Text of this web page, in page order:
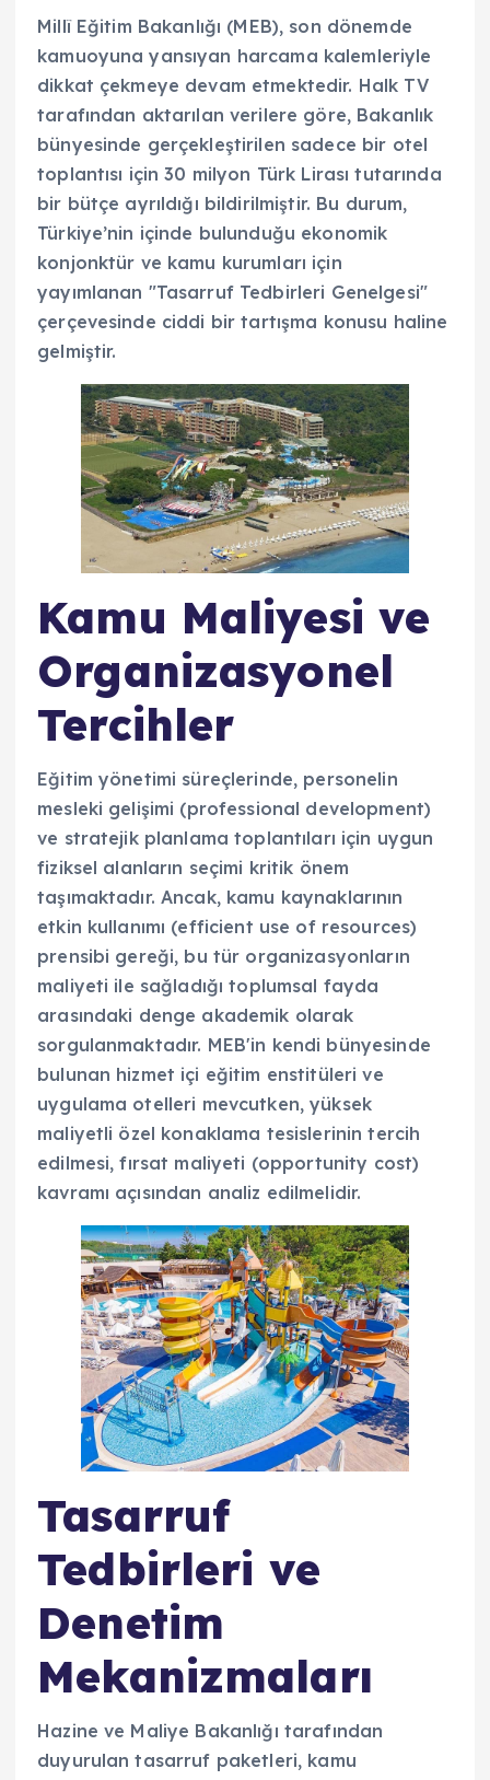
Millî Eğitim Bakanlığı (MEB), son dönemde
kamuoyuna yansıyan harcama kalemleriyle
dikkat çekmeye devam etmektedir. Halk TV
tarafından aktarılan verilere göre, Bakanlık
bünyesinde gerçekleştirilen sadece bir otel
toplantısı için 30 milyon Türk Lirası tutarında
bir bütçe ayrıldığı bildirilmiştir. Bu durum,
Türkiye’nin içinde bulunduğu ekonomik
konjonktür ve kamu kurumları için
yayımlanan "Tasarruf Tedbirleri Genelgesi"
çerçevesinde ciddi bir tartışma konusu haline
gelmiştir.
Kamu Maliyesi ve
Organizasyonel
Tercihler
Eğitim yönetimi süreçlerinde, personelin
mesleki gelişimi (professional development)
ve stratejik planlama toplantıları için uygun
fiziksel alanların seçimi kritik önem
taşımaktadır. Ancak, kamu kaynaklarının
etkin kullanımı (efficient use of resources)
prensibi gereği, bu tür organizasyonların
maliyeti ile sağladığı toplumsal fayda
arasındaki denge akademik olarak
sorgulanmaktadır. MEB'in kendi bünyesinde
bulunan hizmet içi eğitim enstitüleri ve
uygulama otelleri mevcutken, yüksek
maliyetli özel konaklama tesislerinin tercih
edilmesi, fırsat maliyeti (opportunity cost)
kavramı açısından analiz edilmelidir.
Tasarruf
Tedbirleri ve
Denetim
Mekanizmaları
Hazine ve Maliye Bakanlığı tarafından
duyurulan tasarruf paketleri, kamu